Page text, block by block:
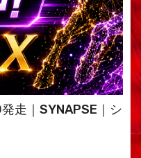
走｜SYNAPSE｜シ